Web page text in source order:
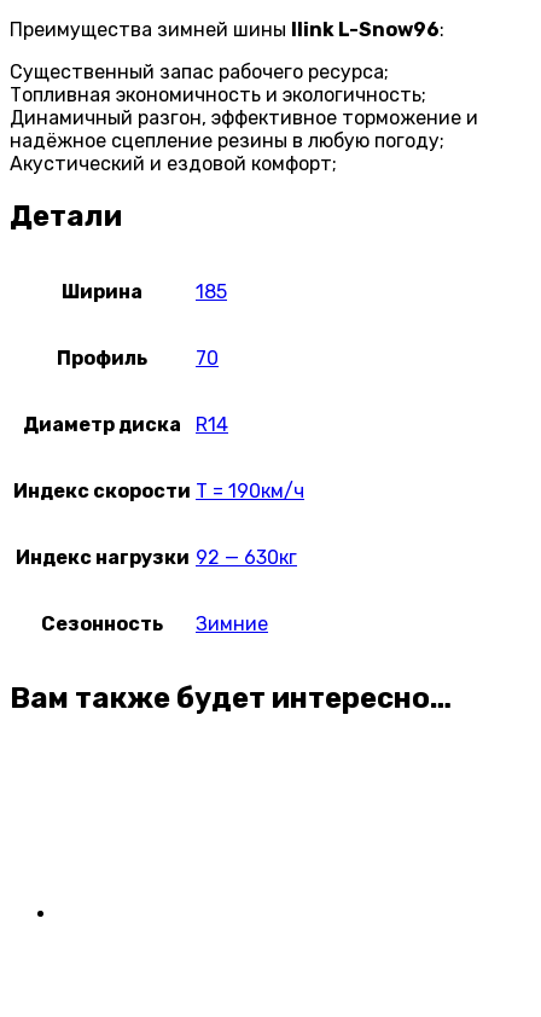
Преимущества зимней шины Ilink L-Snow96:
Существенный запас рабочего ресурса;
Топливная экономичность и экологичность;
Динамичный разгон, эффективное торможение и
надёжное сцепление резины в любую погоду;
Акустический и ездовой комфорт;
Детали
Ширина 185
Профиль 70
Диаметр диска R14
Индекс скорости T = 190км/ч
Индекс нагрузки 92 — 630кг
Сезонность Зимние
Вам также будет интересно…